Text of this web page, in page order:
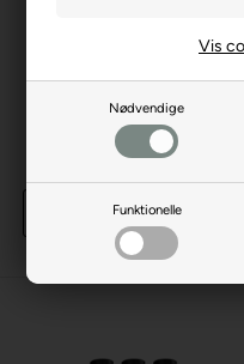
Nødvendige
Funktionelle
Vis
Aluminium (guld)
Laveste stykpris: 8,00 DKK
10,00 DKK
Køb
82 sæt på lager